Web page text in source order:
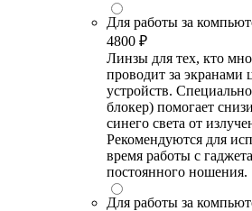
Для работы за
4800 ₽
Линзы для тех, кто
проводит за экранами
устройств.
блокер) помогает
синего света от
Рекомендуются для
время работы с
постоянного ношения.
Для работы за